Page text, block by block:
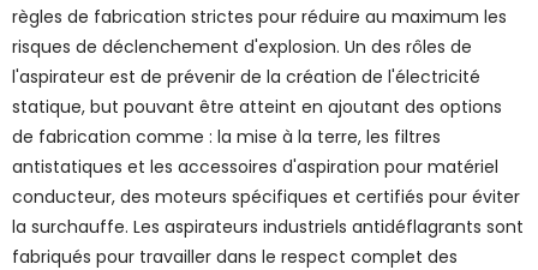
règles de fabrication strictes pour réduire au maximum les
risques de déclenchement d'explosion. Un des rôles de
l'aspirateur est de prévenir de la création de l'électricité
statique, but pouvant être atteint en ajoutant des options
de fabrication comme : la mise à la terre, les filtres
antistatiques et les accessoires d'aspiration pour matériel
conducteur, des moteurs spécifiques et certifiés pour éviter
la surchauffe. Les aspirateurs industriels antidéflagrants sont
fabriqués pour travailler dans le respect complet des